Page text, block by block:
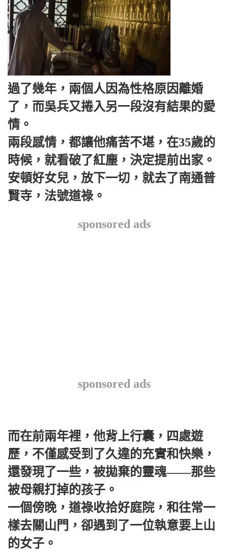
過了幾年，兩個人因為性格原因離婚
了，而吳兵又捲入另一段沒有結果的愛
情。
兩段感情，都讓他痛苦不堪，在35歲的
時候，就看破了紅塵，決定提前出家。
安頓好女兒，放下一切，就去了南通普
賢寺，法號道祿。
sponsored ads
sponsored ads
而在前兩年裡，他背上行囊，四處遊
歷，不僅感受到了久違的充實和快樂，
還發現了一些，被拋棄的靈魂——那些
被母親打掉的孩子。
一個傍晚，道祿收拾好庭院，和往常一
樣去關山門，卻遇到了一位執意要上山
的女子。